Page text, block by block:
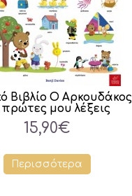
Βιβλίο Ο Αρκουδάκος
μου λέξεις
15,90€
Περισσότερα